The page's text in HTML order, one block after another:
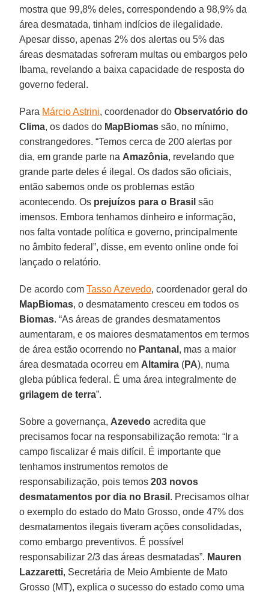
mostra que 99,8% deles, correspondendo a 98,9% da
área desmatada, tinham indícios de ilegalidade.
Apesar disso, apenas 2% dos alertas ou 5% das
áreas desmatadas sofreram multas ou embargos pelo
Ibama, revelando a baixa capacidade de resposta do
governo federal.
Para Márcio Astrini, coordenador doObservatório do
Clima, os dados do MapBiomas são, no mínimo,
constrangedores. “Temos cerca de 200 alertas por
dia, em grande parte na Amazônia, revelando que
grande parte deles é ilegal. Os dados são oficiais,
então sabemos onde os problemas estão
acontecendo. Os prejuízos para o Brasil são
imensos. Embora tenhamos dinheiro e informação,
nos falta vontade política e governo, principalmente
no âmbito federal”, disse, em evento online onde foi
lançado o relatório.
De acordo comTasso Azevedo, coordenador geral do
MapBiomas, o desmatamento cresceu em todos os
Biomas. “As áreas de grandes desmatamentos
aumentaram, e os maiores desmatamentos em termos
de área estão ocorrendo no Pantanal , mas a maior
área desmatada ocorreu em Altamira (PA), numa
gleba pública federal. É uma área integralmente de
grilagem de terra”.
Sobre a governança, Azevedo acredita que
precisamos focar na responsabilização remota: “Ir a
campo fiscalizar é mais difícil. É importante que
tenhamos instrumentos remotos de
responsabilização, pois temos203 novos
desmatamentos por dia no Brasil . Precisamos olhar
o exemplo do estado do Mato Grosso, onde 47% dos
desmatamentos ilegais tiveram ações consolidadas,
como embargo preventivos. É possível
responsabilizar 2/3 das áreas desmatadas”. Mauren
Lazzaretti, Secretária de Meio Ambiente de Mato
Grosso (MT), explica o sucesso do estado como uma